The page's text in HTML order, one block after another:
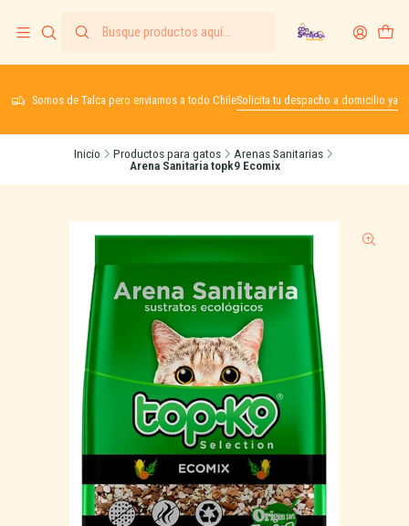
Somos de Talca pero enviamos a todo ChileSolicita tu despacho a domicilio ya
Inicio Productos para gatos
Arenas Sanitarias
Arena Sanitaria topk9 Ecomix